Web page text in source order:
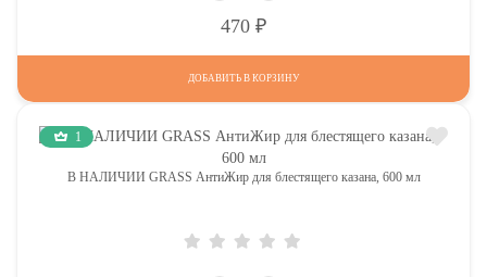
470
ДОБАВИТЬ В КОРЗИНУ
1
В НАЛИЧИИ GRASS АнтиЖир для блестящего казана, 600 мл